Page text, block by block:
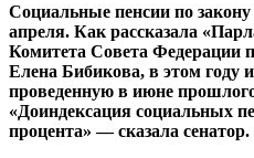
Социальные пенсии по
апреля. Как рассказала
Комитета Совета Федерации
Елена Бибикова, в этом году
проведенную в июне
«Доиндексация социальных
процента» — сказала сенатор.